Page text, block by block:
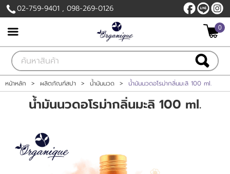
เข้าสู่ระบบ สมัครสมาชิก
สินค้าที่สนใจ( 0 )
หน้าหลัก
สินค้า
วิธีการสั่งซื้อและการชำระเงิน
02-759-9401 , 098-269-0126
0
หน้าหลัก > ผลิตภัณฑ์สปา > น้ำมันนวด > น้ำมันนวดอโรม่ากลิ่นมะลิ 100 ml.
น้ำมันนวดอโรม่ากลิ่นมะลิ 100 ml.